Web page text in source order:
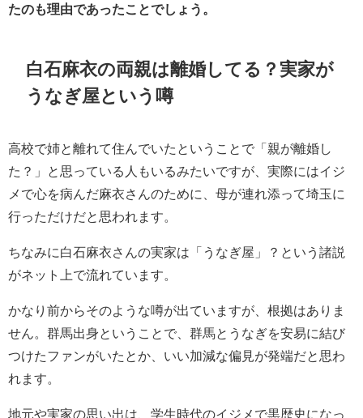
たのも理由であったことでしょう。
白石麻衣の両親は離婚してる？実家が
うなぎ屋という噂
高校で姉と離れて住んでいたということで「親が離婚し
た？」と思っている人もいるみたいですが、実際にはイジ
メで心を病んだ麻衣さんのために、母が連れ添って埼玉に
行っただけだと思われます。
ちなみに白石麻衣さんの実家は「うなぎ屋」？という諸説
がネット上で流れています。
かなり前からそのような噂が出ていますが、根拠はありま
せん。群馬出身ということで、群馬とうなぎを安易に結び
つけたファンがいたとか、いい加減な偏見が発端だと思わ
れます。
地元や実家の思い出は、学生時代のイジメで黒歴史になっ